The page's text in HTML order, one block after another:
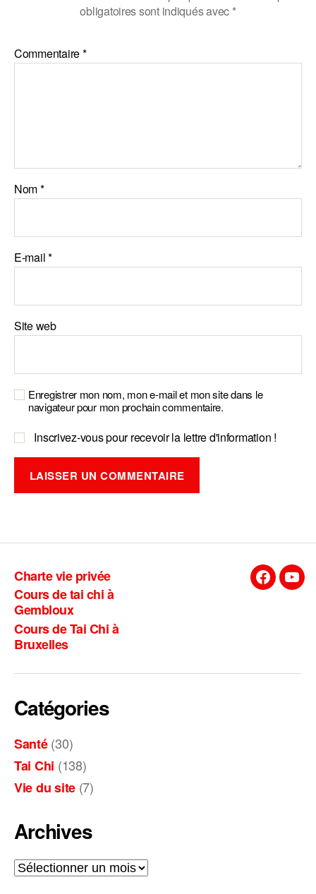
obligatoires sont indiqués avec *
Commentaire*
Nom*
E-mail*
Site web
Enregistrer mon nom, mon e-mail et mon site dans le
navigateur pour mon prochain commentaire.
Inscrivez-vous pour recevoir la lettre d'information !
t
r
n
a
t
i
e
Charte vie privée
Cours de tai chi à
Gembloux
Cours de Tai Chi à
Bruxelles
Facebook
Catégories
Santé(30)
Tai Chi (138)
Vie du site (7)
Archives
Archives